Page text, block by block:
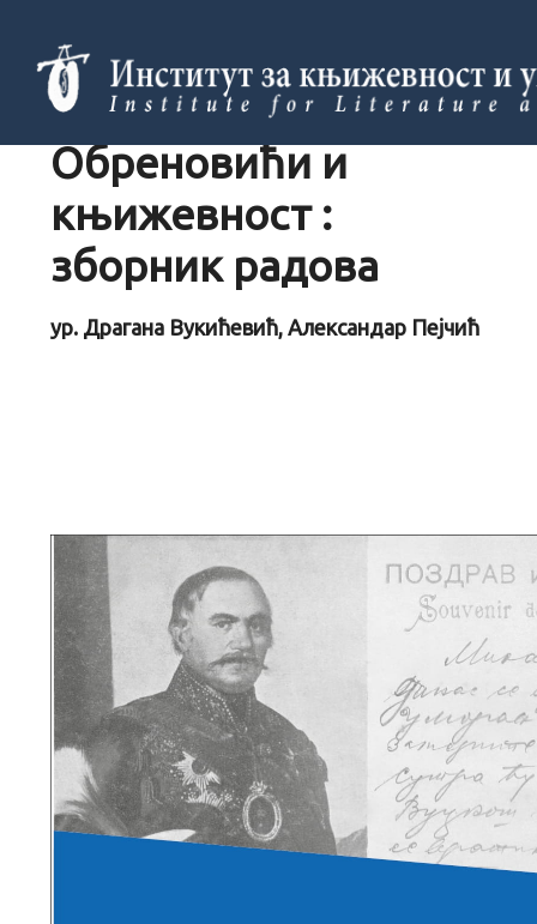
Обреновићи и
књижевност :
зборник радова
ур. Драгана Вукићевић, Александар Пејчић